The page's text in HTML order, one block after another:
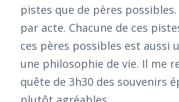
pistes que de pères
par acte. Chacune de ces
ces pères possibles est aussi
une philosophie de vie. Il me
quête de 3h30 des souvenirs